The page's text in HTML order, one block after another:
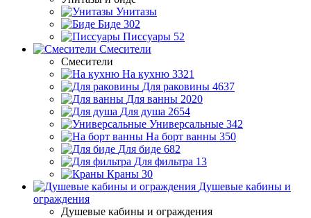
Унитазы
Биде 302
Писсуары 52
Смесители
Смесители
На кухню 3321
Для раковины 4637
Для ванны 2020
Для душа 2654
Универсальные 342
На борт ванны 350
Для биде 682
Для фильтра 13
Краны 30
Душевые кабины и
ограждения
Душевые кабины и ограждения